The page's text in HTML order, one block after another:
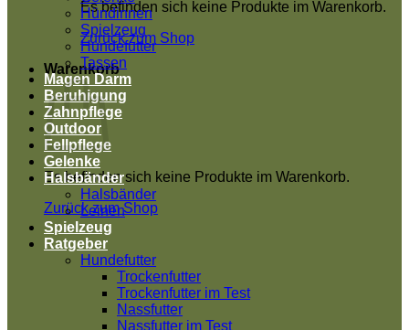
Es befinden sich keine Produkte im Warenkorb.
Zurück zum Shop
Warenkorb
Es befinden sich keine Produkte im Warenkorb.
Zurück zum Shop
Hündinnen
Spielzeug
Hundefutter
Tassen
Magen Darm
Beruhigung
Zahnpflege
Outdoor
Fellpflege
Gelenke
Halsbänder
Halsbänder
Leinen
Spielzeug
Ratgeber
Hundefutter
Trockenfutter
Trockenfutter im Test
Nassfutter
Nassfutter im Test